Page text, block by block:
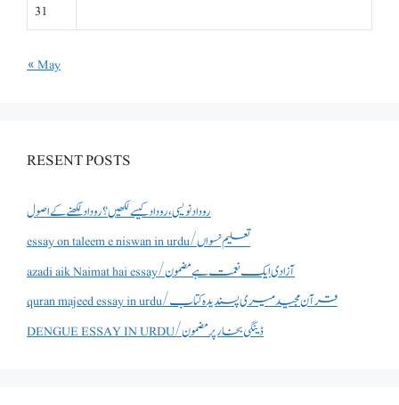
31
« May
RESENT POSTS
روداد نویسی ،روداد کیسے لکھیں؟ روداد لکھنے کے اصول
essay on taleem e niswan in urdu/تعلیم نسواں
azadi aik Naimat hai essay/آزادی ایک نعمت ہے مضمون
quran majeed essay in urdu/قرآن مجید میری پسندیدہ کتاب
DENGUE ESSAY IN URDU/ڈینگی بخار پر مضمون